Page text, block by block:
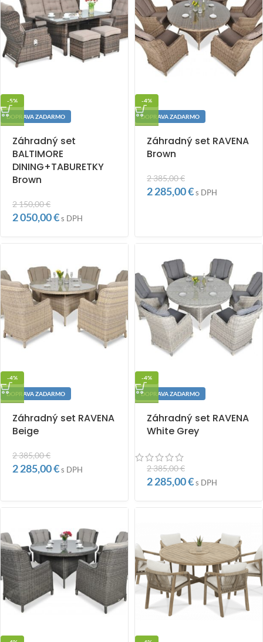
-5%
DOPRAVA ZADARMO
Záhradný set
BALTIMORE
DINING+TABURETKY
Brown
2 150,00€
2 050,00€s DPH
-4%
DOPRAVA ZADARMO
Záhradný set RAVENA
Brown
2 385,00€
2 285,00€s DPH
-4%
DOPRAVA ZADARMO
Záhradný set RAVENA
Beige
2 385,00€
2 285,00€s DPH
-4%
DOPRAVA ZADARMO
Záhradný set RAVENA
White Grey
2 385,00€
2 285,00€s DPH